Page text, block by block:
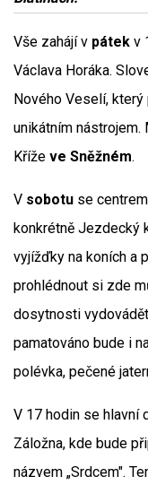
Vše zahájí v pátek v
Václava Horáka.
Nového Veselí,
unikátním
Kříže ve Sněžném.
V sobotu se
konkrétně Jezdecký
vyjížďky na koních a
prohlédnout si zde
dosytnosti
pamatováno bude i
polévka, pečené
V 17 hodin se hlavní
Záložna, kde bude
názvem „Srdcem".